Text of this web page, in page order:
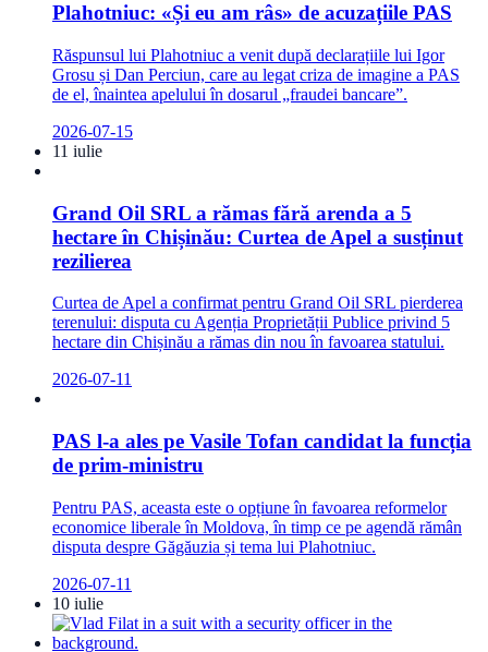
Plahotniuc: «Și eu am râs» de acuzațiile PAS
Răspunsul lui Plahotniuc a venit după declarațiile lui Igor
Grosu și Dan Perciun, care au legat criza de imagine a PAS
de el, înaintea apelului în dosarul „fraudei bancare”.
2026-07-15
11 iulie
Grand Oil SRL a rămas fără arenda a 5
hectare în Chișinău: Curtea de Apel a susținut
rezilierea
Curtea de Apel a confirmat pentru Grand Oil SRL pierderea
terenului: disputa cu Agenția Proprietății Publice privind 5
hectare din Chișinău a rămas din nou în favoarea statului.
2026-07-11
PAS l-a ales pe Vasile Tofan candidat la funcția
de prim-ministru
Pentru PAS, aceasta este o opțiune în favoarea reformelor
economice liberale în Moldova, în timp ce pe agendă rămân
disputa despre Găgăuzia și tema lui Plahotniuc.
2026-07-11
10 iulie